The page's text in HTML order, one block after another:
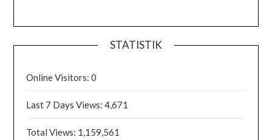
STATISTIK
Online Visitors:0
Last 7 Days Views:4,671
Total Views: 1,159,561